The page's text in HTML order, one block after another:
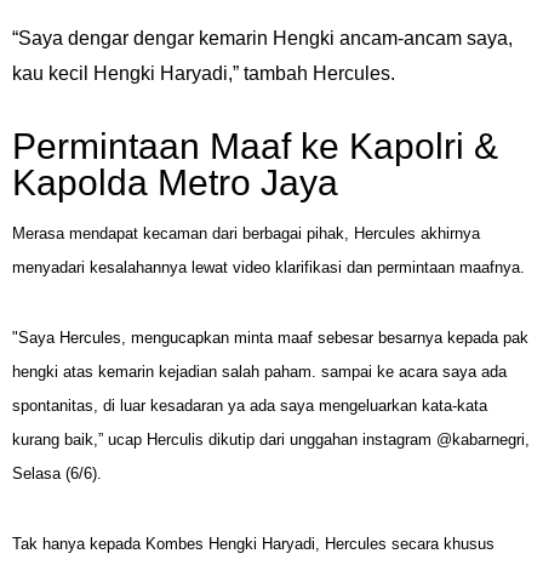
“Saya dengar dengar kemarin Hengki ancam-ancam saya,
kau kecil Hengki Haryadi,” tambah Hercules.
Permintaan Maaf ke Kapolri &
Kapolda Metro Jaya
Merasa mendapat kecaman dari berbagai pihak, Hercules akhirnya
menyadari kesalahannya lewat video klarifikasi dan permintaan maafnya.
"Saya Hercules, mengucapkan minta maaf sebesar besarnya kepada pak
hengki atas kemarin kejadian salah paham. sampai ke acara saya ada
spontanitas, di luar kesadaran ya ada saya mengeluarkan kata-kata
kurang baik,” ucap Herculis dikutip dari unggahan instagram @kabarnegri,
Selasa (6/6).
Tak hanya kepada Kombes Hengki Haryadi, Hercules secara khusus